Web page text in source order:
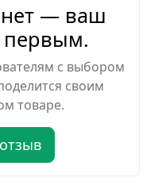
— ваш
первым.
с выбором
своим
товаре.